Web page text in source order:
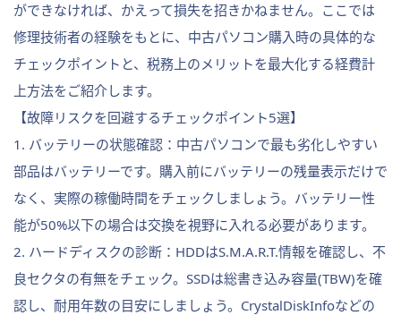
ができなければ、かえって損失を招きかねません。ここでは
修理技術者の経験をもとに、中古パソコン購入時の具体的な
チェックポイントと、税務上のメリットを最大化する経費計
上方法をご紹介します。
【故障リスクを回避するチェックポイント5選】
1. バッテリーの状態確認：中古パソコンで最も劣化しやすい
部品はバッテリーです。購入前にバッテリーの残量表示だけで
なく、実際の稼働時間をチェックしましょう。バッテリー性
能が50%以下の場合は交換を視野に入れる必要があります。
2. ハードディスクの診断：HDDはS.M.A.R.T.情報を確認し、不
良セクタの有無をチェック。SSDは総書き込み容量(TBW)を確
認し、耐用年数の目安にしましょう。CrystalDiskInfoなどの